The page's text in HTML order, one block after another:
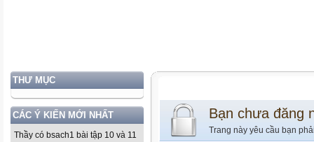
THƯ MỤC
CÁC Ý KIẾN MỚI NHẤT
Thầy có bsach1 bài tập 10 và 11
Bạn chưa đăng
Trang này yêu cầu bạn